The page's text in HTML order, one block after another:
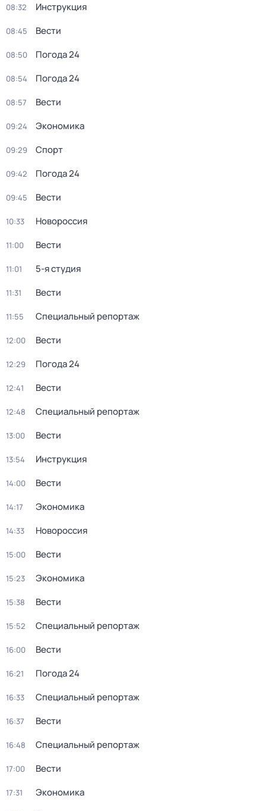
08:32 Инструкция
08:45 Вести
08:50 Погода 24
08:54 Погода 24
08:57 Вести
09:24 Экономика
09:29 Спорт
09:42 Погода 24
09:45 Вести
10:33 Новороссия
11:00 Вести
11:01 5-я студия
11:31 Вести
11:55 Специальный репортаж
12:00 Вести
12:29 Погода 24
12:41 Вести
12:48 Специальный репортаж
13:00 Вести
13:54 Инструкция
14:00 Вести
14:17 Экономика
14:33 Новороссия
15:00 Вести
15:23 Экономика
15:38 Вести
15:52 Специальный репортаж
16:00 Вести
16:21 Погода 24
16:33 Специальный репортаж
16:37 Вести
16:48 Специальный репортаж
17:00 Вести
17:31 Экономика